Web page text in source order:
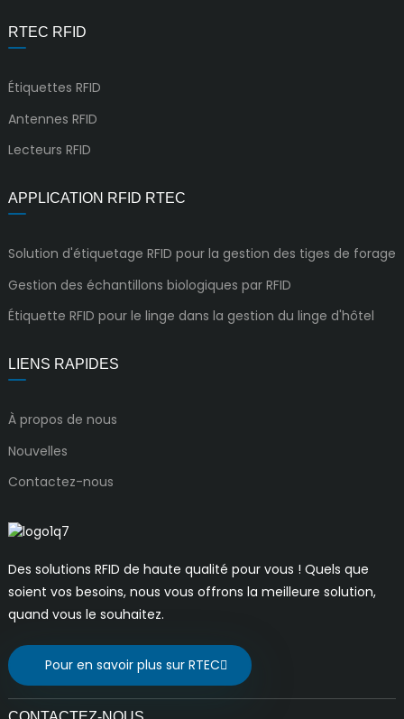
RTEC RFID
Étiquettes RFID
Antennes RFID
Lecteurs RFID
APPLICATION RFID RTEC
Solution d'étiquetage RFID pour la gestion des tiges de forage
Gestion des échantillons biologiques par RFID
Étiquette RFID pour le linge dans la gestion du linge d'hôtel
LIENS RAPIDES
À propos de nous
Nouvelles
Contactez-nous
Des solutions RFID de haute qualité pour vous ! Quels que
soient vos besoins, nous vous offrons la meilleure solution,
quand vous le souhaitez.
Pour en savoir plus sur RTEC